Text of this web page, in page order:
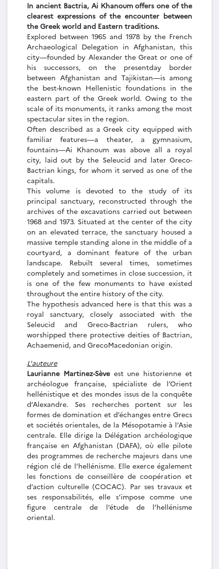
In ancient Bactria, Ai Khanoum offers one of the
clearest expressions of the encounter between
the Greek world and Eastern traditions.
Explored between 1965 and 1978 by the French
Archaeological Delegation in Afghanistan, this
city—founded by Alexander the Great or one of
his successors, on the presentday border
between Afghanistan and Tajikistan—is among
the best-known Hellenistic foundations in the
eastern part of the Greek world. Owing to the
scale of its monuments, it ranks among the most
spectacular sites in the region.
Often described as a Greek city equipped with
familiar features—a theater, a gymnasium,
fountains—Ai Khanoum was above all a royal
city, laid out by the Seleucid and later Greco-
Bactrian kings, for whom it served as one of the
capitals.
This volume is devoted to the study of its
principal sanctuary, reconstructed through the
archives of the excavations carried out between
1968 and 1973. Situated at the center of the city
on an elevated terrace, the sanctuary housed a
massive temple standing alone in the middle of a
courtyard, a dominant feature of the urban
landscape. Rebuilt several times, sometimes
completely and sometimes in close succession, it
is one of the few monuments to have existed
throughout the entire history of the city.
The hypothesis advanced here is that this was a
royal sanctuary, closely associated with the
Seleucid and Greco-Bactrian rulers, who
worshipped there protective deities of Bactrian,
Achaemenid, and GrecoMacedonian origin.
L'auteure
Laurianne Martinez-Sèveest une historienne et
archéologue française, spécialiste de l’Orient
hellénistique et des mondes issus de la conquête
d’Alexandre. Ses recherches portent sur les
formes de domination et d’échanges entre Grecs
et sociétés orientales, de la Mésopotamie à l’Asie
centrale. Elle dirige la Délégation archéologique
française en Afghanistan (DAFA), où elle pilote
des programmes de recherche majeurs dans une
région clé de l’hellénisme. Elle exerce également
les fonctions de conseillère de coopération et
d’action culturelle (COCAC). Par ses travaux et
ses responsabilités, elle s’impose comme une
figure centrale de l’étude de l’hellénisme
oriental.